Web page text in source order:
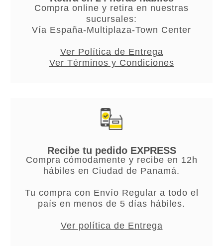
Compra online y retira en nuestras
sucursales:
Vía España-Multiplaza-Town Center
Ver Política de Entrega
Ver Términos y Condiciones
Recibe tu pedido EXPRESS
Compra cómodamente y recibe en 12h
hábiles en Ciudad de Panamá.
Tu compra con Envío Regular a todo el
país en menos de 5 días hábiles.
Ver política de Entrega